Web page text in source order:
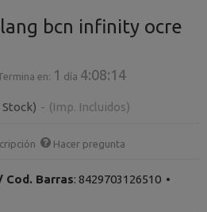
bcn infinity ocre
en: 1 día 4:08:13
Stock) - (Imp. Incluidos)
Hacer pregunta
Cod. Barras: 8429703126510 •